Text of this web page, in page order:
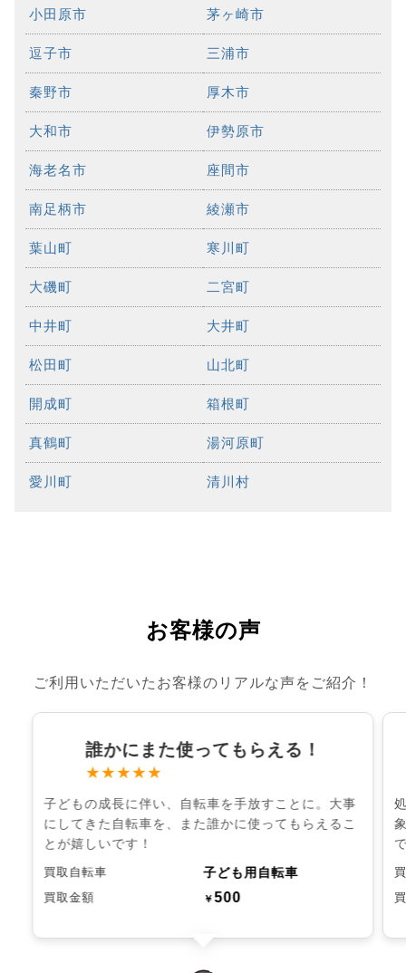
小田原市 茅ヶ崎市
逗子市 三浦市
秦野市 厚木市
大和市 伊勢原市
海老名市 座間市
南足柄市 綾瀬市
葉山町 寒川町
大磯町 二宮町
中井町 大井町
松田町 山北町
開成町 箱根町
真鶴町 湯河原町
愛川町 清川村
お客様の声
ご利用いただいたお客様のリアルな声をご紹介！
誰かにまた使ってもらえる！
★★★★★
子どもの成長に伴い、自転車を手放すことに。大事
にしてきた自転車を、また誰かに使ってもらえるこ
とが嬉しいです！
買取自転車 子ども用自転車
買取金額 ￥500